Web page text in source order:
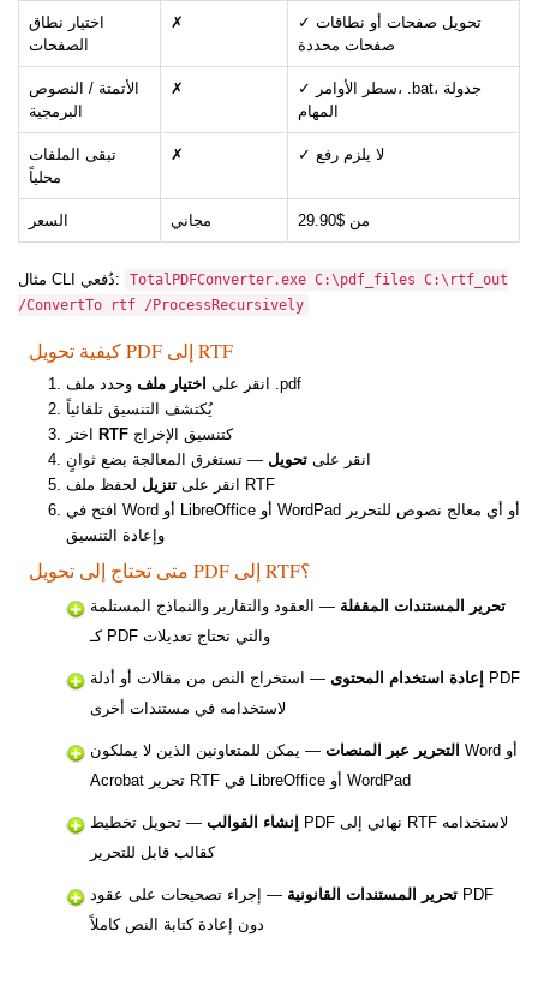
اختيار نطاق
الصفحات
✗
✓ تحويل صفحات أو نطاقات
صفحات محددة
الأتمتة / النصوص
البرمجية
✗
✓ سطر الأوامر، .bat، جدولة
المهام
تبقى الملفات
محلياً
✗ ✓ لا يلزم رفع
السعر مجاني من $29.90
مثال CLI دُفعي:
TotalPDFConverter.exe C:\pdf_files C:\rtf_out
/ConvertTo rtf /ProcessRecursively
كيفية تحويل PDF إلى RTF
انقر على اختيار ملف
وحدد ملف .pdf
يُكتشف التنسيق تلقائياً
RTF كتنسيق الإخراج
انقر على تحويل — تستغرق المعالجة بضع ثوانٍ
انقر على تنزيل
لحفظ ملف RTF
افتح في Word أو LibreOffice أو WordPad أو أي معالج نصوص للتحرير
وإعادة التنسيق
متى تحتاج إلى تحويل PDF إلى RTF؟
تحرير المستندات المقفلة — العقود والتقارير والنماذج المستلمة
كـ PDF والتي تحتاج تعديلات
إعادة استخدام المحتوى — استخراج النص من مقالات أو أدلة PDF
لاستخدامه في مستندات أخرى
التحرير عبر المنصات — يمكن للمتعاونين الذين لا يملكون Word أو
Acrobat تحرير RTF في LibreOffice أو WordPad
إنشاء القوالب — تحويل تخطيط PDF نهائي إلى RTF لاستخدامه
كقالب قابل للتحرير
تحرير المستندات القانونية — إجراء تصحيحات على عقود PDF
دون إعادة كتابة النص كاملاً